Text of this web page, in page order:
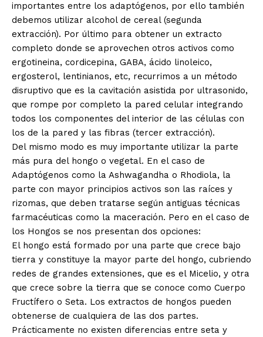
importantes entre los adaptógenos, por ello también
debemos utilizar alcohol de cereal (segunda
extracción). Por último para obtener un extracto
completo donde se aprovechen otros activos como
ergotineina, cordicepina, GABA, ácido linoleico,
ergosterol, lentinianos, etc, recurrimos a un método
disruptivo que es la cavitación asistida por ultrasonido,
que rompe por completo la pared celular integrando
todos los componentes del interior de las células con
los de la pared y las fibras (tercer extracción).
Del mismo modo es muy importante utilizar la parte
más pura del hongo o vegetal. En el caso de
Adaptógenos como la Ashwagandha o Rhodiola, la
parte con mayor principios activos son las raíces y
rizomas, que deben tratarse según antiguas técnicas
farmacéuticas como la maceración. Pero en el caso de
los Hongos se nos presentan dos opciones:
El hongo está formado por una parte que crece bajo
tierra y constituye la mayor parte del hongo, cubriendo
redes de grandes extensiones, que es el Micelio, y otra
que crece sobre la tierra que se conoce como Cuerpo
Fructífero o Seta. Los extractos de hongos pueden
obtenerse de cualquiera de las dos partes.
Prácticamente no existen diferencias entre seta y